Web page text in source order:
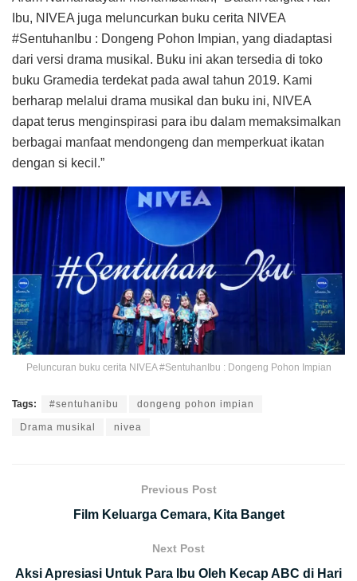
Ibu, NIVEA juga meluncurkan buku cerita NIVEA
#SentuhanIbu : Dongeng Pohon Impian, yang diadaptasi
dari versi drama musikal. Buku ini akan tersedia di toko
buku Gramedia terdekat pada awal tahun 2019. Kami
berharap melalui drama musikal dan buku ini, NIVEA
dapat terus menginspirasi para ibu dalam memaksimalkan
berbagai manfaat mendongeng dan memperkuat ikatan
dengan si kecil.”
Peluncuran buku cerita NIVEA #SentuhanIbu : Dongeng Pohon Impian
Tags: #sentuhanibu dongeng pohon impian
Drama musikal nivea
Previous Post
Film Keluarga Cemara, Kita Banget
Next Post
Aksi Apresiasi Untuk Para Ibu Oleh Kecap ABC di Hari